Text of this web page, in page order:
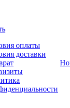
оплаты
доставки